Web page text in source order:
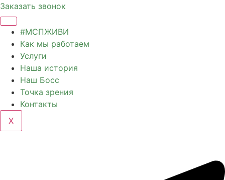
Заказать звонок
#МСПЖИВИ
Как мы работаем
Услуги
Наша история
Наш Босс
Точка зрения
Контакты
X